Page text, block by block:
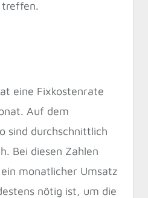
treffen.
eine Fixkostenrate
Auf dem
sind durchschnittlich
Bei diesen Zahlen
monatlicher Umsatz
nötig ist, um die